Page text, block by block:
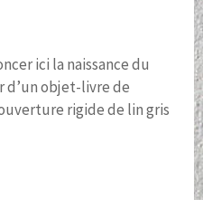
ici la naissance du
d’un objet-livre de
rigide de lin gris